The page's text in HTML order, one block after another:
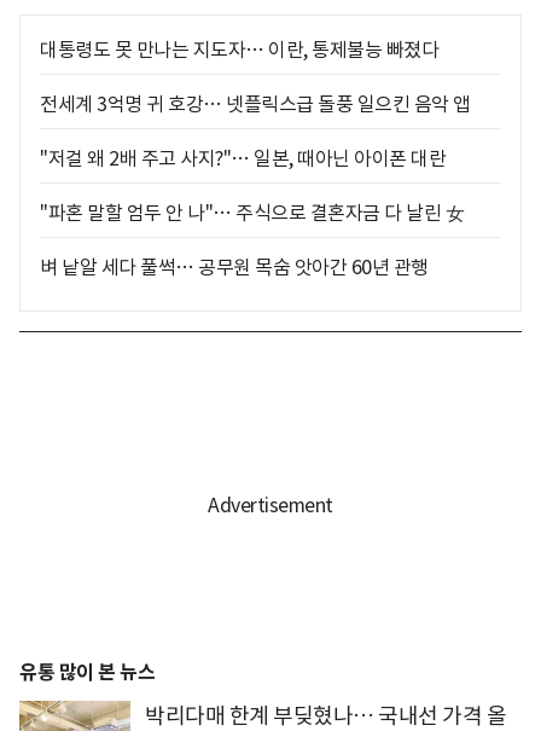
대통령도 못 만나는 지도자… 이란, 통제불능 빠졌다
전세계 3억명 귀 호강… 넷플릭스급 돌풍 일으킨 음악 앱
"저걸 왜 2배 주고 사지?"… 일본, 때아닌 아이폰 대란
"파혼 말할 엄두 안 나"… 주식으로 결혼자금 다 날린 女
벼 낱알 세다 풀썩… 공무원 목숨 앗아간 60년 관행
유통 많이 본 뉴스
박리다매 한계 부딪혔나… 국내선 가격 올